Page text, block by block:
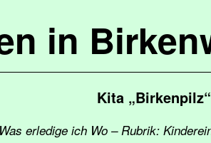
in
Kita „Birkenpilz“
erledige ich Wo – Rubrik: